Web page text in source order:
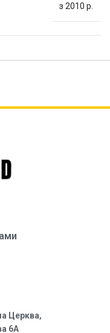
з 2010 р.
Церква,
6А